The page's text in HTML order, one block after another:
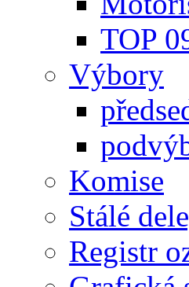
TOP
Výbory
Komise
Stálé
Registr